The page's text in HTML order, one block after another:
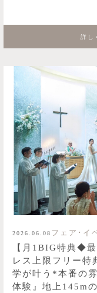
詳し
2026.06.08 フェア･イ
【月1BIG特典◆
レス上限フリー特
学が叶う*本番の
体験』地上145m